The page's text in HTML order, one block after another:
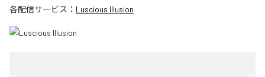
各配信サービス： Luscious Illusion